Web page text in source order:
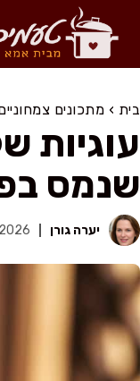
בית › מתכונים
עוגיות
שנמס
יערה גורן